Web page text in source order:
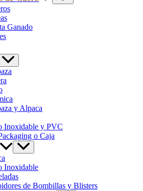
Ganado
y Alpaca
Inoxidable y PVC
o Caja
Inoxidable
de Bombillas y Blisters